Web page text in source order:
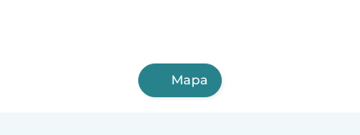
Mapa